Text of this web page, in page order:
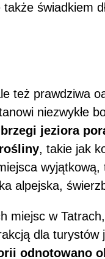
świadkiem
też prawdziwa
niezwykłe
jeziora
, takie jak
alpejska,
miejsc w Tatrach,
dla turystów
odnotowano